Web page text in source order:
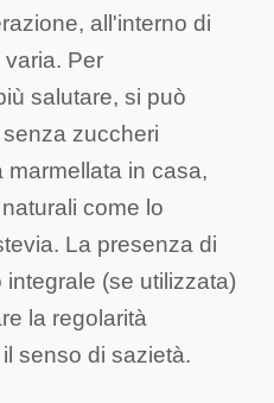
all'interno di
Per
salutare, si può
zuccheri
marmellata in casa,
come lo
La presenza di
(se utilizzata)
la regolarità
senso di sazietà.